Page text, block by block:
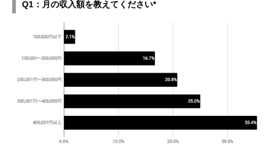
Q1：月の収入額を教えてください*